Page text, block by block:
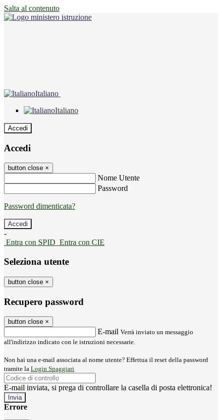
Salta al contenuto
Italiano
Italiano
Accedi
Accedi
button close ×
Nome Utente
Password
Password dimenticata?
-
Entra con SPID Entra con CIE
Seleziona utente
button close ×
Recupero password
button close ×
E-mail Verrà inviato un messaggio
all'indirizzo indicato con le istruzioni necessarie.
Non hai una e-mail associata al nome utente? Effettua il reset della password
tramite la Login Spaggiari
E-mail inviata, si prega di controllare la casella di posta elettronica!
Errore